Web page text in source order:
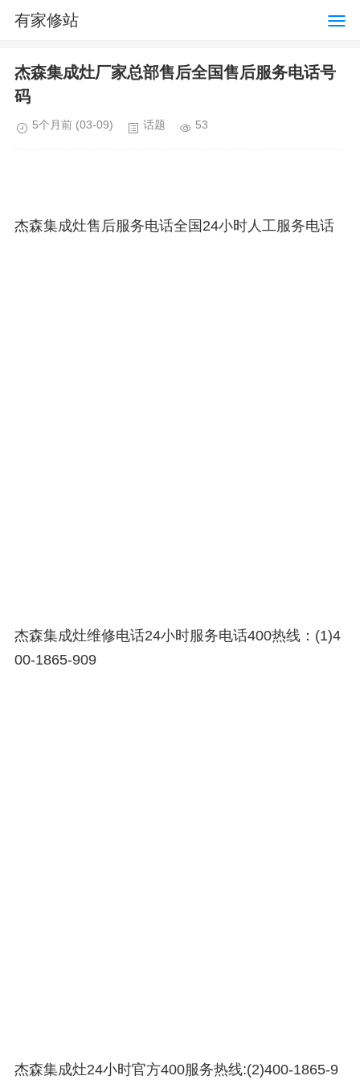
有家修站
杰森集成灶厂家总部售后全国售后服务电话号
码
5个月前 (03-09) 话题 53
杰森集成灶售后服务电话全国24小时人工服务电话
杰森集成灶维修电话24小时服务电话400热线：(1)4
00-1865-909
杰森集成灶24小时官方400服务热线:(2)400-1865-9